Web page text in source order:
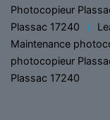
Photocopieur
Plassac 17240
Maintenance
photocopieur
Plassac 17240